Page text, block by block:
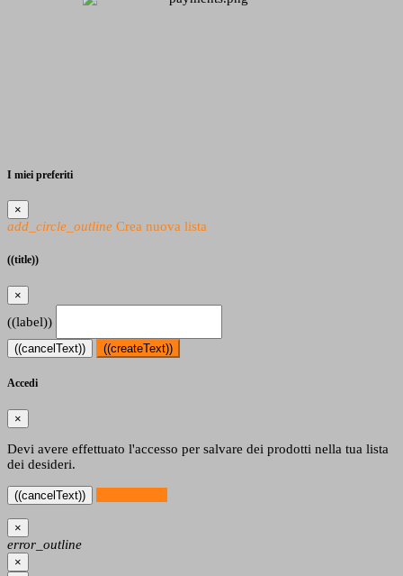
I miei preferiti
×
add_circle_outline Crea nuova lista
((title))
×
((label))
((cancelText)) ((createText))
Accedi
×
Devi avere effettuato l'accesso per salvare dei prodotti nella tua lista
dei desideri.
((cancelText))
×
error_outline
×